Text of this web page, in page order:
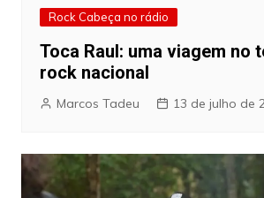
Rock Cabeça no rádio
Toca Raul: uma viagem no
rock nacional
Marcos Tadeu 13 de julho de